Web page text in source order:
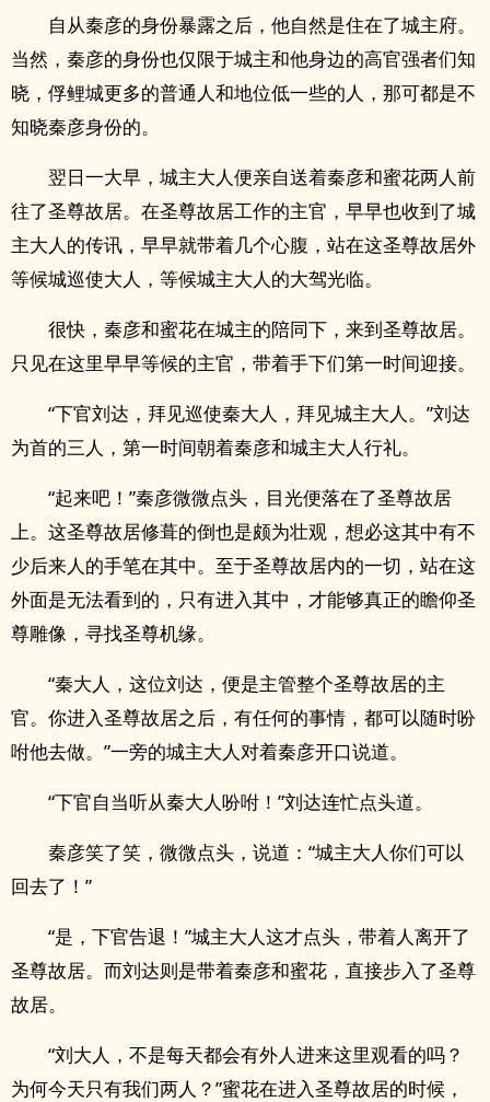
自从秦彦的身份暴露之后，他自然是住在了城主府。
当然，秦彦的身份也仅限于城主和他身边的高官强者们知
晓，俘鲤城更多的普通人和地位低一些的人，那可都是不
知晓秦彦身份的。
翌日一大早，城主大人便亲自送着秦彦和蜜花两人前
往了圣尊故居。在圣尊故居工作的主官，早早也收到了城
主大人的传讯，早早就带着几个心腹，站在这圣尊故居外
等候城巡使大人，等候城主大人的大驾光临。
很快，秦彦和蜜花在城主的陪同下，来到圣尊故居。
只见在这里早早等候的主官，带着手下们第一时间迎接。
“下官刘达，拜见巡使秦大人，拜见城主大人。”刘达
为首的三人，第一时间朝着秦彦和城主大人行礼。
“起来吧！”秦彦微微点头，目光便落在了圣尊故居
上。这圣尊故居修葺的倒也是颇为壮观，想必这其中有不
少后来人的手笔在其中。至于圣尊故居内的一切，站在这
外面是无法看到的，只有进入其中，才能够真正的瞻仰圣
尊雕像，寻找圣尊机缘。
“秦大人，这位刘达，便是主管整个圣尊故居的主
官。你进入圣尊故居之后，有任何的事情，都可以随时吩
咐他去做。”一旁的城主大人对着秦彦开口说道。
“下官自当听从秦大人吩咐！”刘达连忙点头道。
秦彦笑了笑，微微点头，说道：“城主大人你们可以
回去了！”
“是，下官告退！”城主大人这才点头，带着人离开了
圣尊故居。而刘达则是带着秦彦和蜜花，直接步入了圣尊
故居。
“刘大人，不是每天都会有外人进来这里观看的吗？
为何今天只有我们两人？”蜜花在进入圣尊故居的时候，